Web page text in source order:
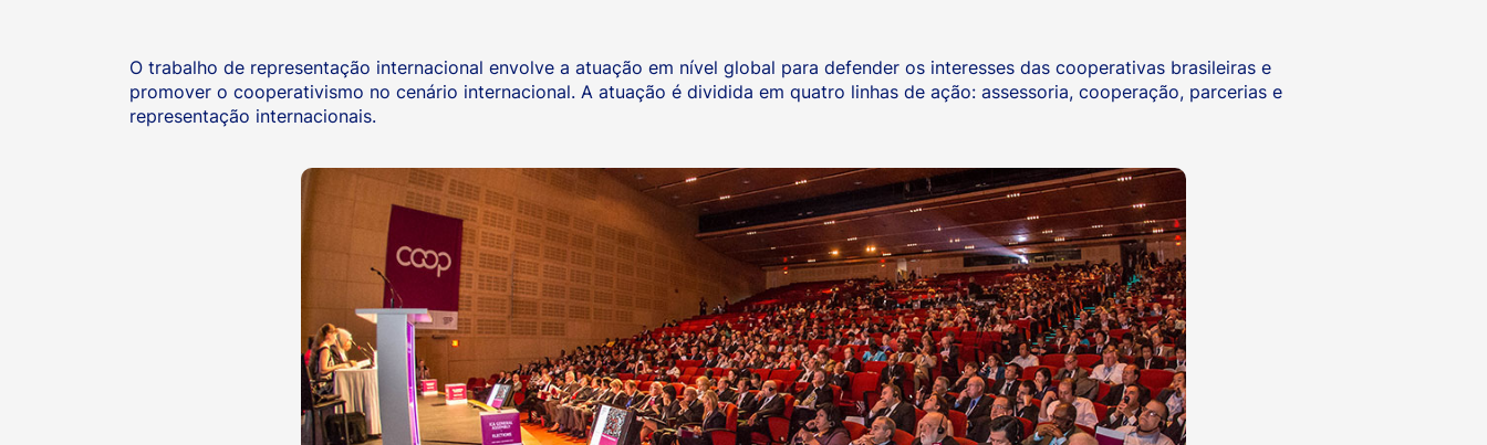
O trabalho de representação internacional envolve a atuação em nível global para defender os interesses das cooperativas brasileiras e
promover o cooperativismo no cenário internacional. A atuação é dividida em quatro linhas de ação: assessoria, cooperação, parcerias e
representação internacionais.